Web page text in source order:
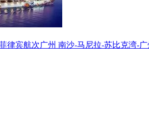
律宾航次广州 南沙-马尼拉-苏比克湾-